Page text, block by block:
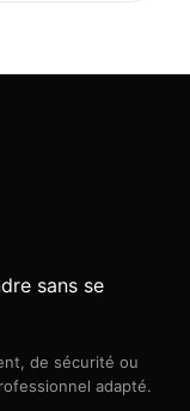
sans se
de sécurité ou
adapté.